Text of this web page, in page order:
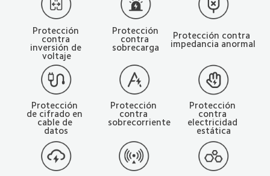
Protección
contra
inversión de
voltaje
Protección
contra
sobrecarga
Protección contra
impedancia anormal
Protección
de cifrado en
cable de
datos
Protección
contra
sobrecorriente
Protección
contra
electricidad
estática